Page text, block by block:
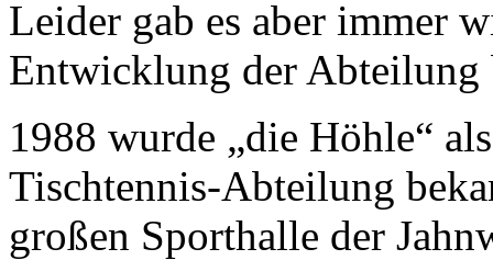
Leider gab es aber immer
Entwicklung der Abteilung
1988 wurde „die Höhle“
Tischtennis-Abteilung
großen Sporthalle der